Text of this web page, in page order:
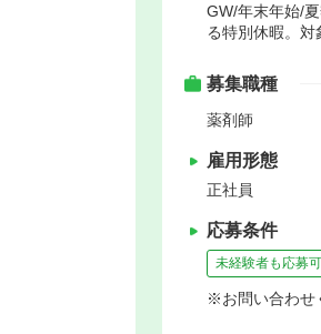
GW/年末年始/
る特別休暇。
募集職種
薬剤師
雇用形態
正社員
応募条件
未経験者も応募
※お問い合わせ